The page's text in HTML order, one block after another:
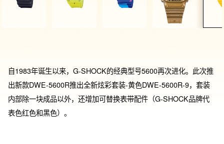
自1983年诞生以来，G-SHOCK的经典型号5600再次进化。此次推
出新款DWE-5600R推出全新炫彩套装-黄色DWE-5600R-9，套装
内部除一块成品以外，还增加可替换表带配件（G-SHOCK品牌代
表色红色和黑色）。